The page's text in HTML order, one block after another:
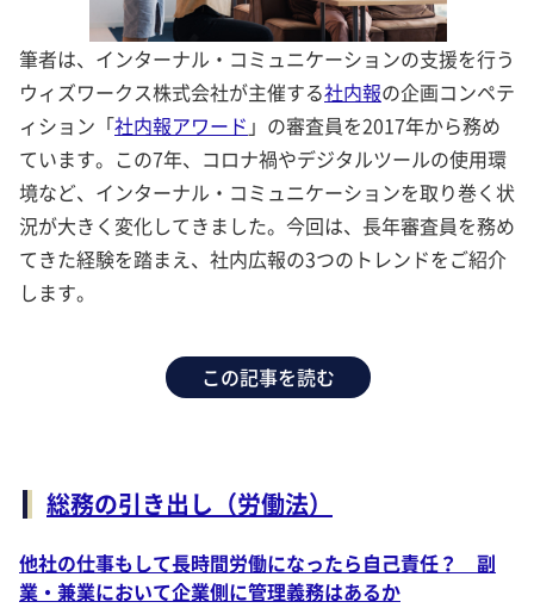
筆者は、インターナル・コミュニケーションの支援を行う
ウィズワークス株式会社が主催する社内報の企画コンペテ
ィション「社内報アワード 」の審査員を2017年から務め
ています。この7年、コロナ禍やデジタルツールの使用環
境など、インターナル・コミュニケーションを取り巻く状
況が大きく変化してきました。今回は、長年審査員を務め
てきた経験を踏まえ、社内広報の3つのトレンドをご紹介
します。
この記事を読む
総務の引き出し（労働法）
他社の仕事もして長時間労働になったら自己責任？ 副
業・兼業において企業側に管理義務はあるか